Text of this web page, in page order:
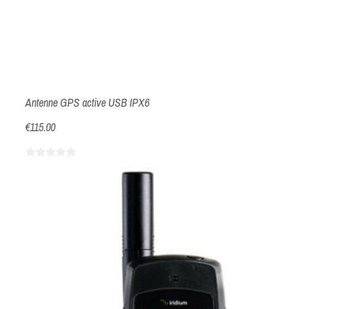
Antenne GPS active USB IPX6
€115.00